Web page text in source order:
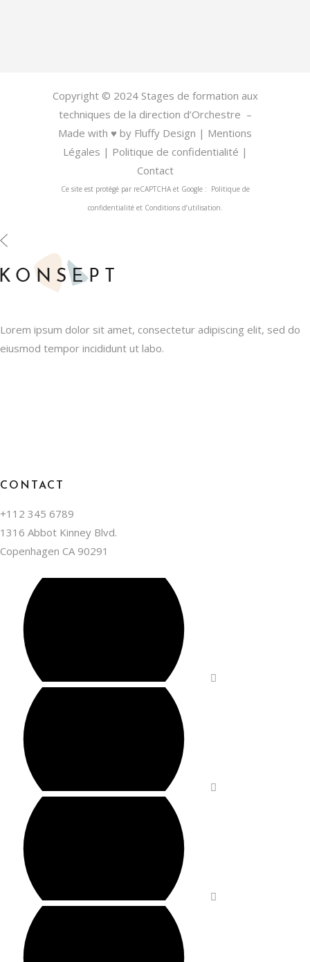
Copyright © 2024 Stages de formation aux
techniques de la direction d’Orchestre –
Made with ♥ by Fluffy Design | Mentions
Légales | Politique de confidentialité |
Contact
Ce site est protégé par reCAPTCHA et Google : Politique de
confidentialitéet Conditions d’utilisation
Lorem ipsum dolor sit amet, consectetur adipiscing elit, sed do
eiusmod tempor incididunt ut labo.
CONTACT
+112 345 6789
1316 Abbot Kinney Blvd.
Copenhagen CA 90291